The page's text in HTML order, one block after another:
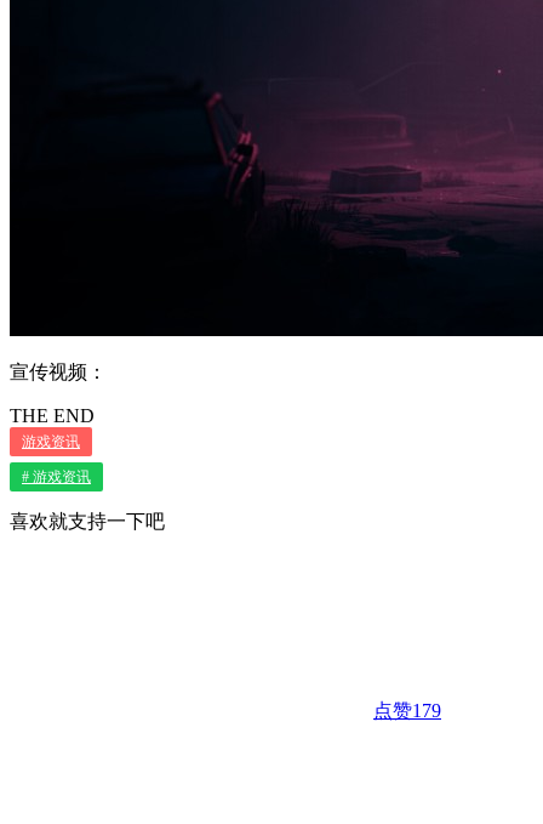
宣传视频：
THE END
游戏资讯
# 游戏资讯
喜欢就支持一下吧
点赞179